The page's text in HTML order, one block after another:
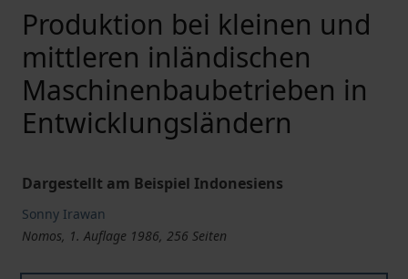
Produktion bei kleinen und
mittleren inländischen
Maschinenbaubetrieben in
Entwicklungsländern
Dargestellt am Beispiel Indonesiens
Sonny Irawan
Nomos, 1. Auflage 1986, 256 Seiten